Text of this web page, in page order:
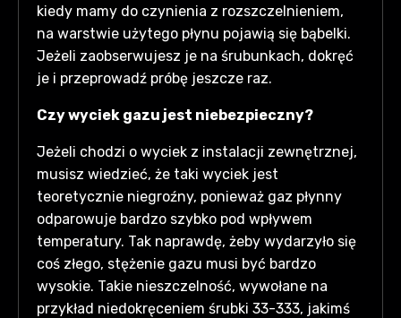
kiedy mamy do czynienia z rozszczelnieniem,
na warstwie użytego płynu pojawią się bąbelki.
Jeżeli zaobserwujesz je na śrubunkach, dokręć
je i przeprowadź próbę jeszcze raz.
Czy wyciek gazu jest niebezpieczny?
Jeżeli chodzi o wyciek z instalacji zewnętrznej,
musisz wiedzieć, że taki wyciek jest
teoretycznie niegroźny, ponieważ gaz płynny
odparowuje bardzo szybko pod wpływem
temperatury. Tak naprawdę, żeby wydarzyło się
coś złego, stężenie gazu musi być bardzo
wysokie. Takie nieszczelność, wywołane na
przykład niedokręceniem śrubki 33-333, jakimś